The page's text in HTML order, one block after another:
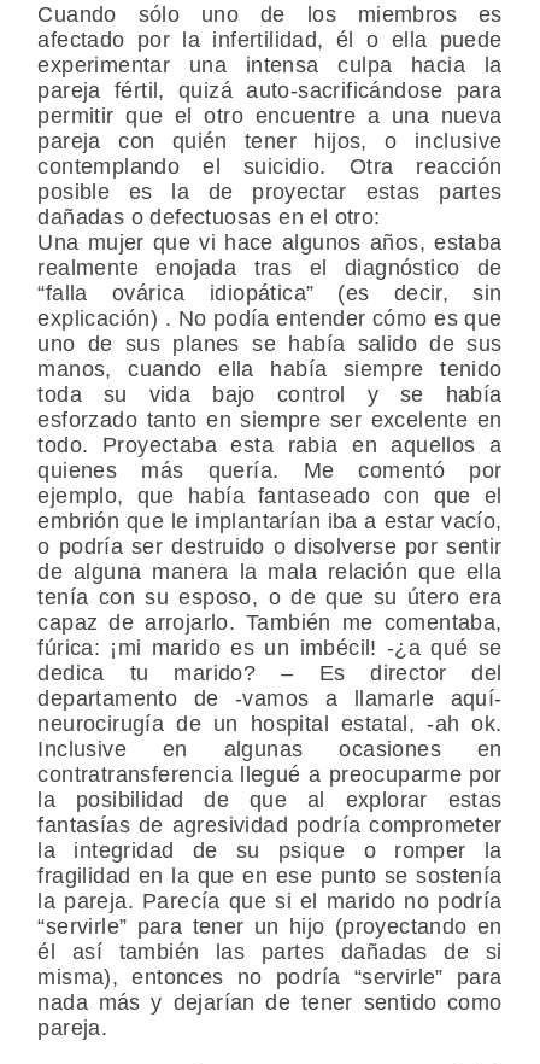
Cuando sólo uno de los miembros es
afectado por la infertilidad, él o ella puede
experimentar una intensa culpa hacia la
pareja fértil, quizá auto-sacrificándose para
permitir que el otro encuentre a una nueva
pareja con quién tener hijos, o inclusive
contemplando el suicidio. Otra reacción
posible es la de proyectar estas partes
dañadas o defectuosas en el otro:
Una mujer que vi hace algunos años, estaba
realmente enojada tras el diagnóstico de
“falla ovárica idiopática” (es decir, sin
explicación) . No podía entender cómo es que
uno de sus planes se había salido de sus
manos, cuando ella había siempre tenido
toda su vida bajo control y se había
esforzado tanto en siempre ser excelente en
todo. Proyectaba esta rabia en aquellos a
quienes más quería. Me comentó por
ejemplo, que había fantaseado con que el
embrión que le implantarían iba a estar vacío,
o podría ser destruido o disolverse por sentir
de alguna manera la mala relación que ella
tenía con su esposo, o de que su útero era
capaz de arrojarlo. También me comentaba,
fúrica: ¡mi marido es un imbécil! -¿a qué se
dedica tu marido? – Es director del
departamento de -vamos a llamarle aquí-
neurocirugía de un hospital estatal, -ah ok.
Inclusive en algunas ocasiones en
contratransferencia llegué a preocuparme por
la posibilidad de que al explorar estas
fantasías de agresividad podría comprometer
la integridad de su psique o romper la
fragilidad en la que en ese punto se sostenía
la pareja. Parecía que si el marido no podría
“servirle” para tener un hijo (proyectando en
él así también las partes dañadas de si
misma), entonces no podría “servirle” para
nada más y dejarían de tener sentido como
pareja.